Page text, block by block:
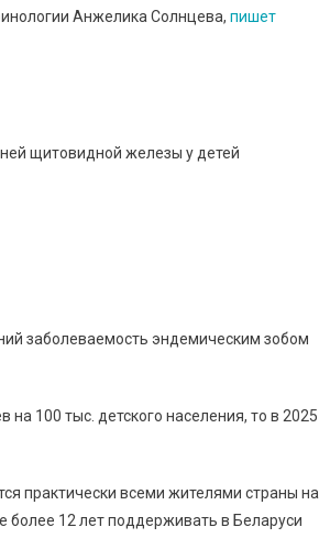
Анжелика Солнцева, пишет
щитовидной железы у детей
заболеваемость эндемическим зобом
на 100 тыс. детского населения, то в 2025
практически всеми жителями страны на
12 лет поддерживать в Беларуси